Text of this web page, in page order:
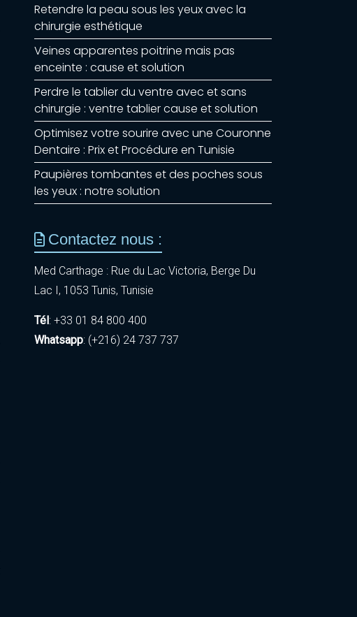
Retendre la peau sous les yeux avec la
chirurgie esthétique
Veines apparentes poitrine mais pas
enceinte : cause et solution
Perdre le tablier du ventre avec et sans
chirurgie : ventre tablier cause et solution
Optimisez votre sourire avec une Couronne
Dentaire : Prix et Procédure en Tunisie
Paupières tombantes et des poches sous
les yeux : notre solution
Contactez nous :
Med Carthage : Rue du Lac Victoria, Berge Du
Lac I, 1053 Tunis, Tunisie
Tél: +33 01 84 800 400
Whatsapp: (+216) 24 737 737